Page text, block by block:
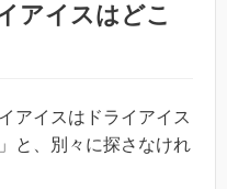
アイスはどこ
アイスはドライアイス
と、別々に探さなけれ